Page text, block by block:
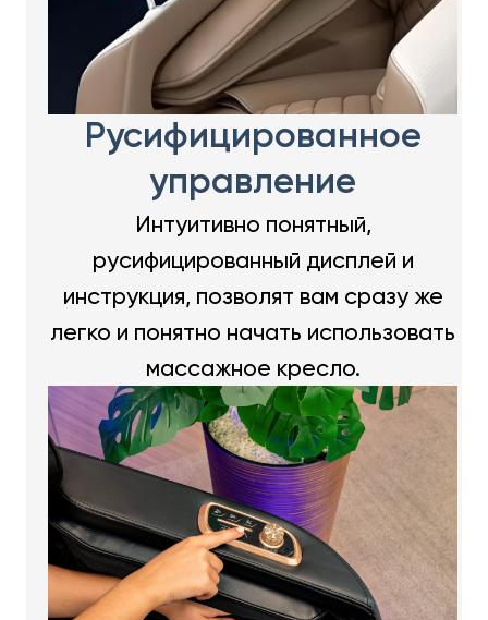
Русифицированное
управление
Интуитивно понятный,
русифицированный дисплей и
инструкция, позволят вам сразу же
легко и понятно начать использовать
массажное кресло.